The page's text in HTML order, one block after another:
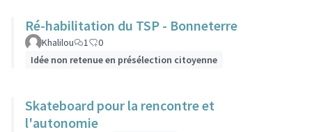
Ré-habilitation du TSP - Bonneterre
Khalilou 1
0
Idée non retenue en présélection citoyenne
Skateboard pour la rencontre et
l'autonomie